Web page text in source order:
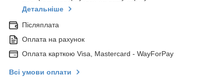
Детальніше
Післяплата
Оплата на рахунок
Оплата карткою Visa, Mastercard - WayForPay
Всі умови оплати